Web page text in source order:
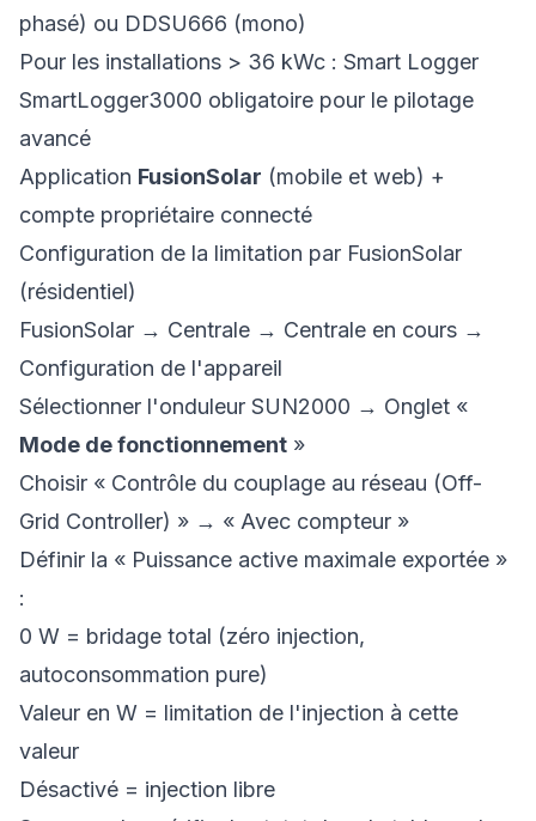
phasé) ou DDSU666 (mono)
Pour les installations > 36 kWc : Smart Logger
SmartLogger3000 obligatoire pour le pilotage
avancé
Application FusionSolar (mobile et web) +
compte propriétaire connecté
Configuration de la limitation par FusionSolar
(résidentiel)
FusionSolar → Centrale → Centrale en cours →
Configuration de l'appareil
Sélectionner l'onduleur SUN2000 → Onglet «
Mode de fonctionnement »
Choisir « Contrôle du couplage au réseau (Off-
Grid Controller) » → « Avec compteur »
Définir la « Puissance active maximale exportée »
:
0 W = bridage total (zéro injection,
autoconsommation pure)
Valeur en W = limitation de l'injection à cette
valeur
Désactivé = injection libre